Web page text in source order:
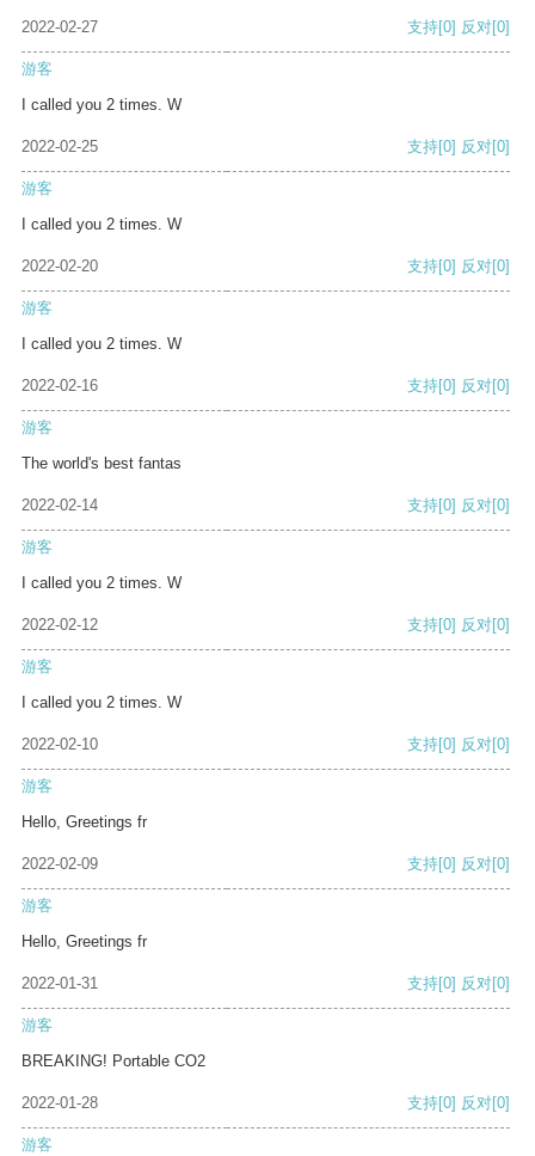
2022-02-27 支持[0] 反对[0]
游客
I called you 2 times. W
2022-02-25 支持[0] 反对[0]
游客
I called you 2 times. W
2022-02-20 支持[0] 反对[0]
游客
I called you 2 times. W
2022-02-16 支持[0] 反对[0]
游客
The world's best fantas
2022-02-14 支持[0] 反对[0]
游客
I called you 2 times. W
2022-02-12 支持[0] 反对[0]
游客
I called you 2 times. W
2022-02-10 支持[0] 反对[0]
游客
Hello, Greetings fr
2022-02-09 支持[0] 反对[0]
游客
Hello, Greetings fr
2022-01-31 支持[0] 反对[0]
游客
BREAKING! Portable CO2
2022-01-28 支持[0] 反对[0]
游客